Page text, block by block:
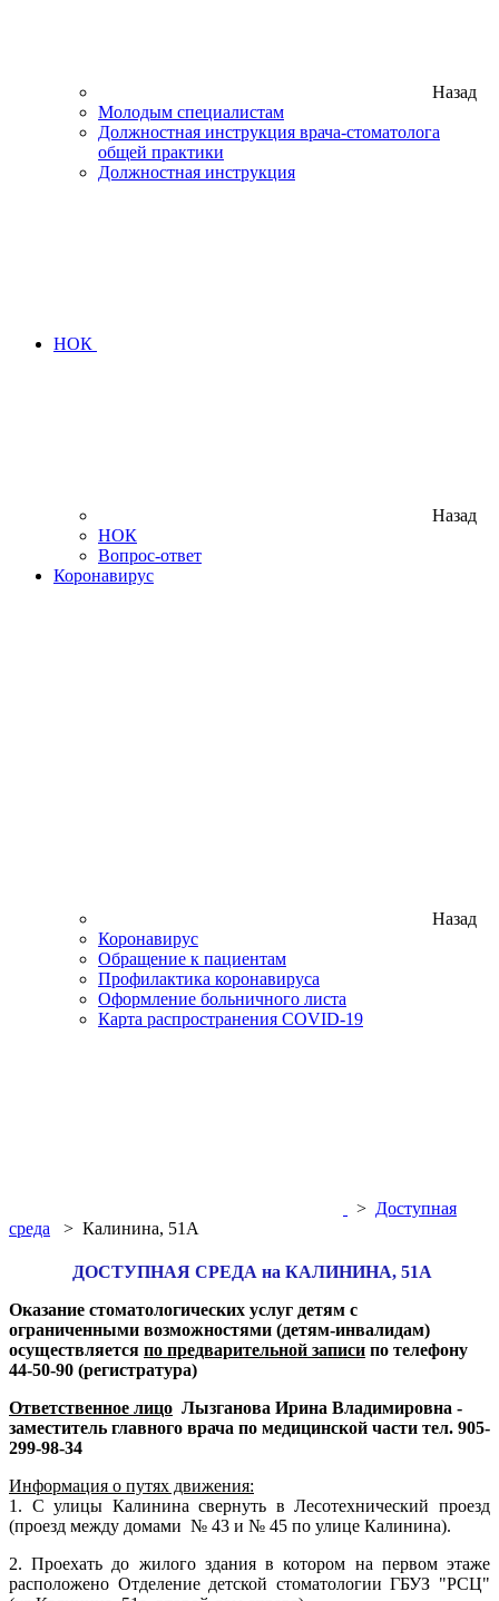
Назад
Молодым специалистам
Должностная инструкция врача-стоматолога
общей практики
Должностная инструкция
НОК
Назад
НОК
Вопрос-ответ
Коронавирус
Назад
Коронавирус
Обращение к пациентам
Профилактика коронавируса
Оформление больничного листа
Карта распространения COVID-19
> Доступная
среда
> Калинина, 51А
ДОСТУПНАЯ СРЕДА на КАЛИНИНА, 51А
Оказание стоматологических услуг детям с
ограниченными возможностями (детям-инвалидам)
осуществляется по предварительной записи по телефону
44-50-90 (регистратура)
Ответственное лицо Лызганова Ирина Владимировна -
заместитель главного врача по медицинской части тел. 905-
299-98-34
Информация о путях движения:
1. С улицы Калинина свернуть в Лесотехнический проезд
(проезд между домами № 43 и № 45 по улице Калинина).
2. Проехать до жилого здания в котором на первом этаже
расположено Отделение детской стоматологии ГБУЗ "РСЦ"